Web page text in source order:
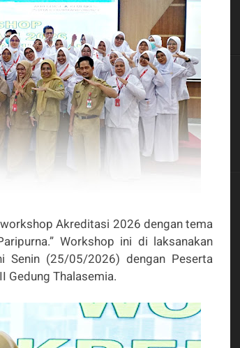
Akreditasi 2026 dengan tema
Workshop ini di laksanakan
(25/05/2026) dengan Peserta
Gedung Thalasemia.